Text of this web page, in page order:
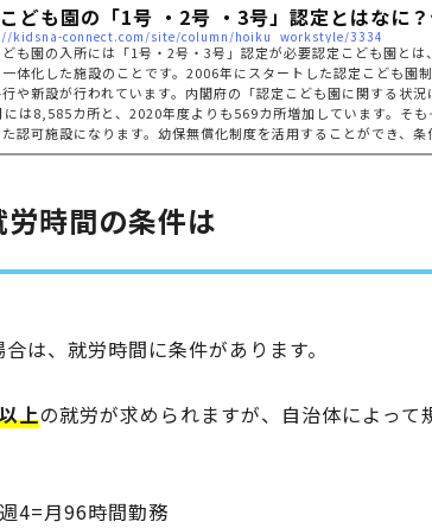
ども園の「1号 ・2号 ・3号」認定とはなに
kidsna-connect.com/site/column/hoiku_workstyle/3334
も園の入所には「1号・2号・3号」認定が必要認定こども園とは
体化した施設のことです。2006年にスタートした認定こども園
や新設が行われています。内閣府の「認定こども園に関する状
には8,585カ所と、2020年度よりも569カ所増加しています。そ
認可施設になります。幼保無償化制度を活用することができ、
とができます。※給食費…
時間の条件は
は、就労時間に条件があります。
上の就労が求められますが、自治体によっ
4=月96時間勤務